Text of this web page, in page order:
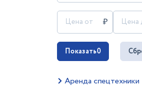
Показать0
Аренда спецтехники